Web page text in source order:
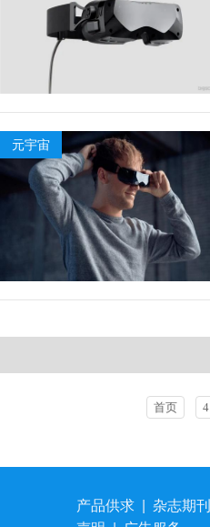
元宇宙
首页 4
产品供求 杂志期刊